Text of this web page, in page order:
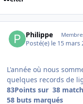
Philippe
Posté(e) le 15 mars
L'année où nous
quelques records de
83Points sur 38
58 buts marqués